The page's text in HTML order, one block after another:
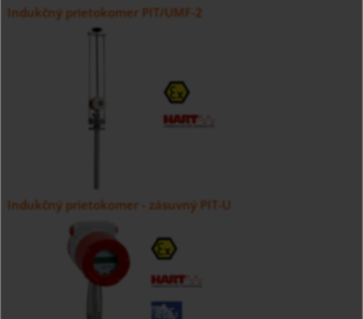
Indukčný prietokomer PIT/UMF-2
Indukčný prietokomer - zásuvný PIT-U